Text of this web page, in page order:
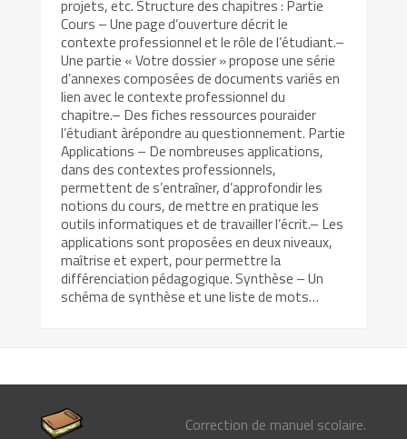
projets, etc. Structure des chapitres : Partie
Cours – Une page d’ouverture décrit le
contexte professionnel et le rôle de l’étudiant.–
Une partie « Votre dossier » propose une série
d’annexes composées de documents variés en
lien avec le contexte professionnel du
chapitre.– Des fiches ressources pouraider
l’étudiant àrépondre au questionnement. Partie
Applications – De nombreuses applications,
dans des contextes professionnels,
permettent de s’entraîner, d’approfondir les
notions du cours, de mettre en pratique les
outils informatiques et de travailler l’écrit.– Les
applications sont proposées en deux niveaux,
maîtrise et expert, pour permettre la
différenciation pédagogique. Synthèse – Un
schéma de synthèse et une liste de mots…
Correction de manuel scolaire.